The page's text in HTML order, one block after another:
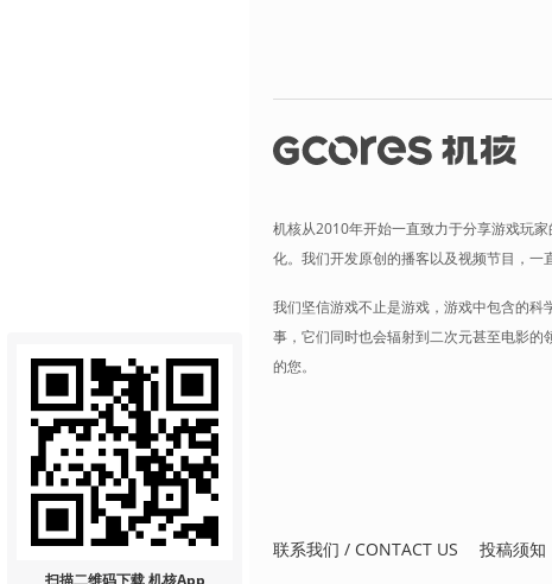
扫描二维码下载 机核App
机核从2010年开始一直致力于分享游戏玩
化。我们开发原创的播客以及视频节目，一
我们坚信游戏不止是游戏，游戏中包含的科
事，它们同时也会辐射到二次元甚至电影
的您。
联系我们 / CONTACT US 投稿须知